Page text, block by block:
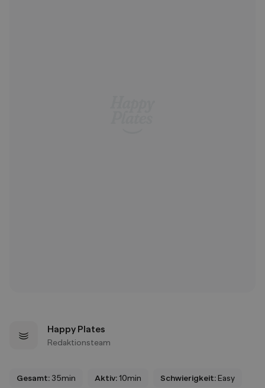
Happy Plates
Redaktionsteam
Gesamt: 35min Aktiv:10min Schwierigkeit:Easy